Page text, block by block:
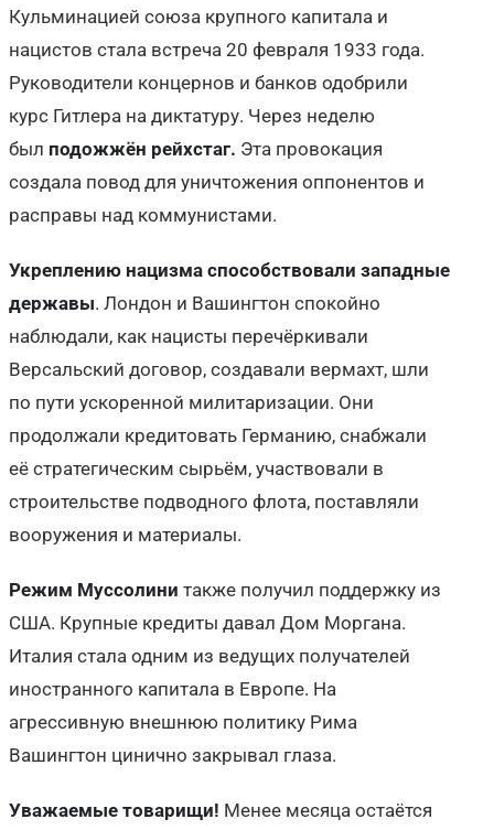
Кульминацией союза крупного капитала и
нацистов стала встреча 20 февраля 1933 года.
Руководители концернов и банков одобрили
курс Гитлера на диктатуру. Через неделю
был подожжён рейхстаг. Эта провокация
создала повод для уничтожения оппонентов и
расправы над коммунистами.
Укреплению нацизма способствовали западные
державы. Лондон и Вашингтон спокойно
наблюдали, как нацисты перечёркивали
Версальский договор, создавали вермахт, шли
по пути ускоренной милитаризации. Они
продолжали кредитовать Германию, снабжали
её стратегическим сырьём, участвовали в
строительстве подводного флота, поставляли
вооружения и материалы.
Режим Муссолини также получил поддержку из
США. Крупные кредиты давал Дом Моргана.
Италия стала одним из ведущих получателей
иностранного капитала в Европе. На
агрессивную внешнюю политику Рима
Вашингтон цинично закрывал глаза.
Уважаемые товарищи! Менее месяца остаётся